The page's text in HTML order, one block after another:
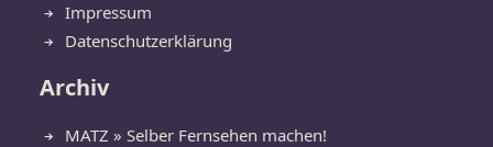
Impressum
Datenschutzerklärung
Archiv
MATZ » Selber Fernsehen machen!